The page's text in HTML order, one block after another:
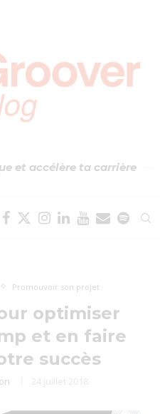
et accélère ta carrière
Promouvoir son projet
optimiser
et en faire
succès
24 juillet 2018